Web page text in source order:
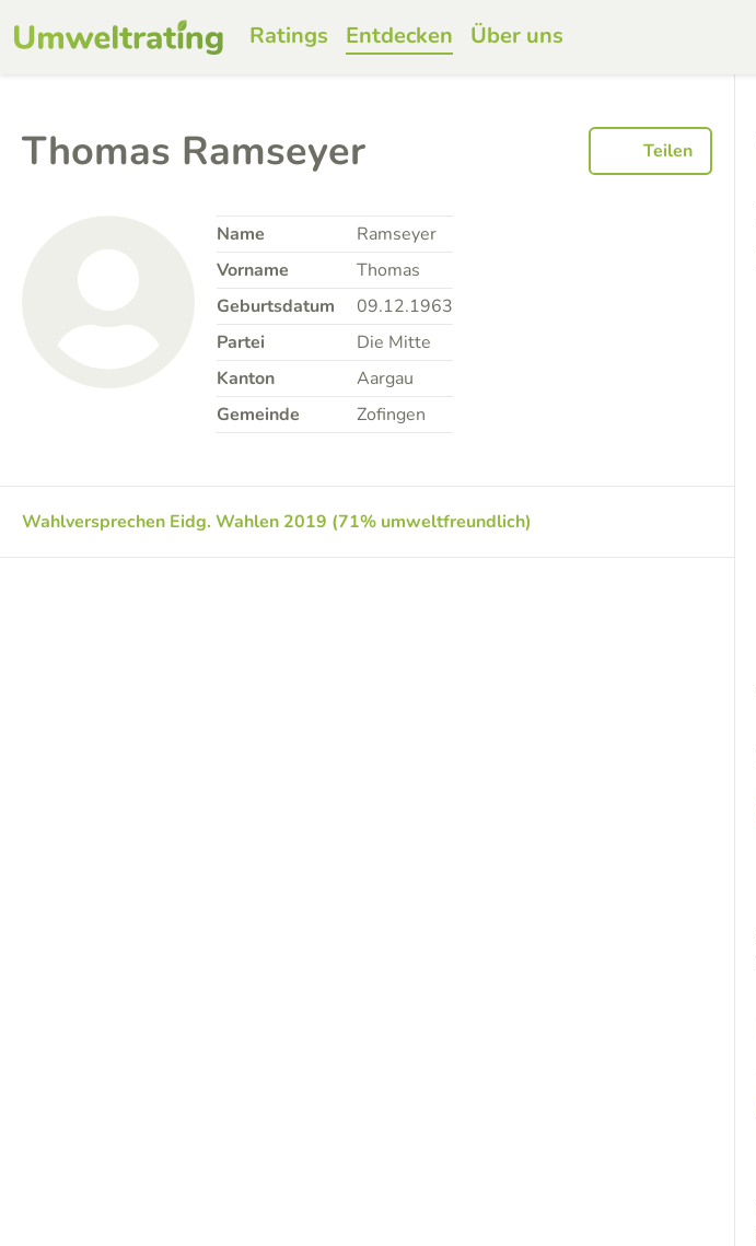
Ratings Entdecken Über uns
Thomas Ramseyer Teilen
Name
Ramseyer
Vorname
Thomas
Geburtsdatum
09.12.1963
Partei
Die Mitte
Kanton
Aargau
Gemeinde
Zofingen
Wahlversprechen Eidg. Wahlen 2019 (71% umweltfreundlich)